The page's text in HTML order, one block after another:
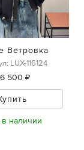
Ветровка
LUX-116124
500 ₽
в наличии